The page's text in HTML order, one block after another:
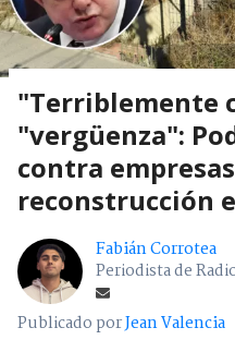
"Terriblemente
"vergüenza":
contra
reconstrucción
Fabián Corrotea
Periodista de
Publicado porJean Valencia